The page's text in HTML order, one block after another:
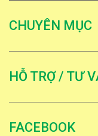
CHUYÊN MỤC
HỖ TRỢ / TƯ
FACEBOOK